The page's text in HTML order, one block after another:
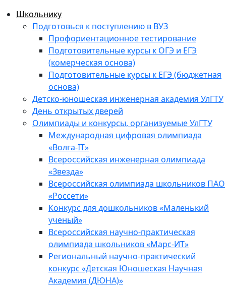
Школьнику
Подготовься к поступлению в ВУЗ
Профориентационное тестирование
Подготовительные курсы к ОГЭ и ЕГЭ
(комерческая основа)
Подготовительные курсы к ЕГЭ (бюджетная
основа)
Детско-юношеская инженерная академия УлГТУ
День открытых дверей
Олимпиады и конкурсы, организуемые УлГТУ
Международная цифровая олимпиада
«Волга-IT»
Всероссийская инженерная олимпиада
«Звезда»
Всероссийская олимпиада школьников ПАО
«Россети»
Конкурс для дошкольников «Маленький
ученый»
Всероссийская научно-практическая
олимпиада школьников «Марс-ИТ»
Региональный научно-практический
конкурс «Детская Юношеская Научная
Академия (ДЮНА)»